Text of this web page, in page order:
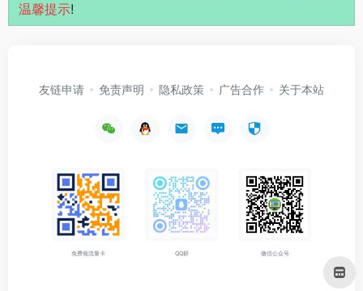
温馨提示!
友链申请 免责声明 隐私政策 广告合作 关于本站
免费领流量卡 QQ群 微信公众号